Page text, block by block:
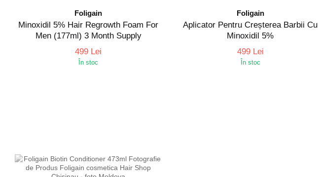
Foligain
Minoxidil 5% Hair Regrowth Foam For
Men (177ml) 3 Month Supply
499 Lei
În stoc
Foligain
Aplicator Pentru Creșterea Barbii Cu
Minoxidil 5%
499 Lei
În stoc